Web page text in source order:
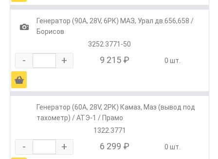
1
Генератор (90А, 28V, 6РК) МАЗ, Урал дв.656,658 /
Борисов
3252.3771-50
- + 9 215 ₽ 0 шт.
Ä
Генератор (60А, 28V, 2РК) Камаз, Маз (вывод под
тахометр) / АТЭ-1 / Прамо
1322.3771
- + 6 299 ₽ 0 шт.